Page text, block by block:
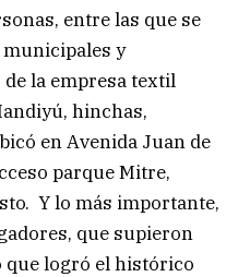
entre las que se
y
la empresa textil
hinchas,
en Avenida Juan de
parque Mitre,
Y lo más importante,
que supieron
logró el histórico